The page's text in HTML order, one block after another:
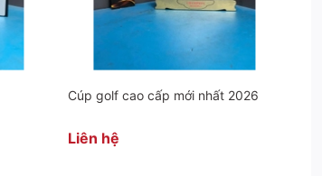
Cúp golf cao cấp mới nhất 2026
Liên hệ